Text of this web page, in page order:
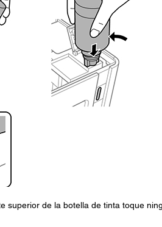
superior de la botella de tinta toque